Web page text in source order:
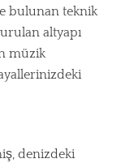
bulunan teknik
altyapı
müzik
denizdeki